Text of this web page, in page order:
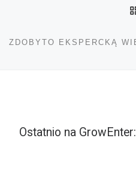
Ostatnio na GrowEnter: